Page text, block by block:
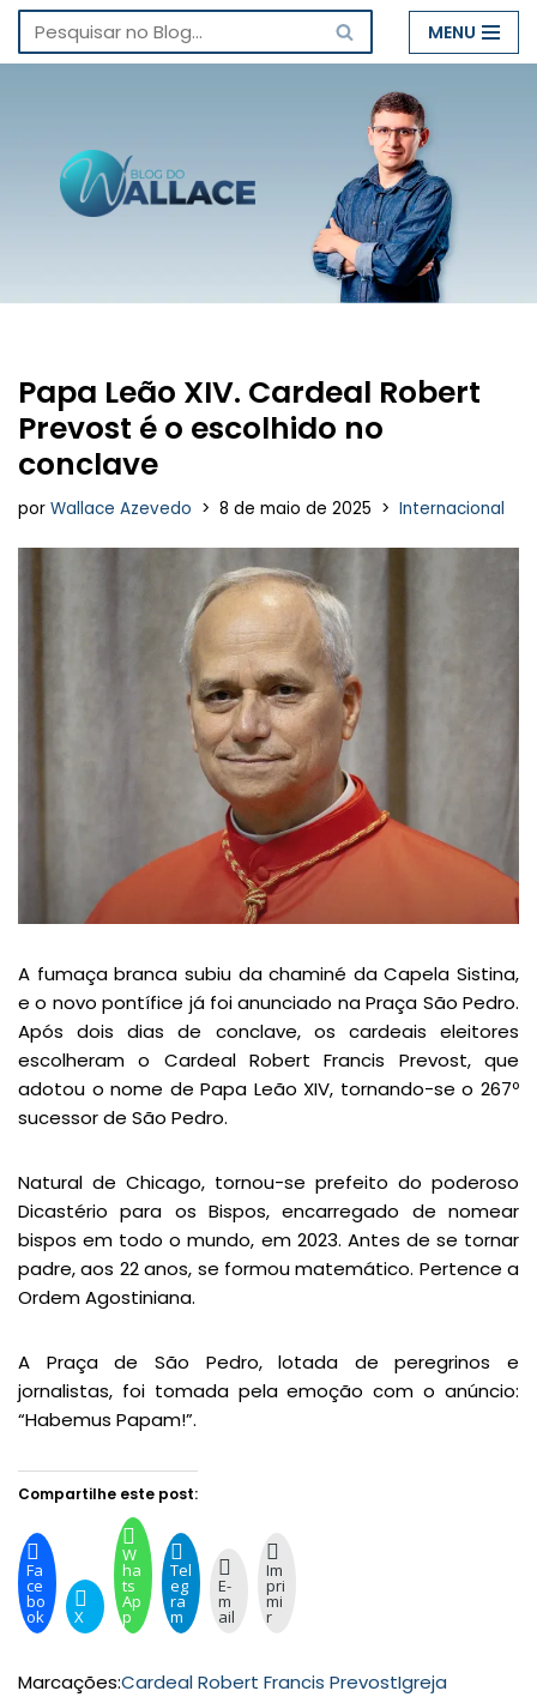
Pular
conteúdo
MENU
Papa Leão XIV. Cardeal Robert
Prevost é o escolhido no
conclave
por Wallace Azevedo 8 de maio de 2025 Internacional
A fumaça branca subiu da chaminé da Capela Sistina,
e o novo pontífice já foi anunciado na Praça São Pedro.
Após dois dias de conclave, os cardeais eleitores
escolheram o Cardeal Robert Francis Prevost, que
adotou o nome de Papa Leão XIV, tornando-se o 267º
sucessor de São Pedro.
Natural de Chicago, tornou-se prefeito do poderoso
Dicastério para os Bispos, encarregado de nomear
bispos em todo o mundo, em 2023. Antes de se tornar
padre, aos 22 anos, se formou matemático. Pertence a
Ordem Agostiniana.
A Praça de São Pedro, lotada de peregrinos e
jornalistas, foi tomada pela emoção com o anúncio:
“Habemus Papam!”.
Compartilhe este post:
Fa
ce
bo
ok X
W
ha
ts
Ap
p
Tel
eg
ra
m
E-
m
ail
Im
pri
mi
r
Marcações:Cardeal Robert Francis PrevostIgreja